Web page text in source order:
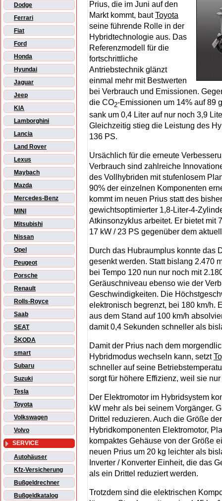
Dodge
Ferrari
Fiat
Ford
Honda
Hyundai
Jaguar
Jeep
KIA
Lamborghini
Lancia
Land Rover
Lexus
Maybach
Mazda
Mercedes-Benz
MINI
Mitsubishi
Nissan
Opel
Peugeot
Porsche
Renault
Rolls-Royce
Saab
SEAT
ŠKODA
smart
Subaru
Suzuki
Tesla
Toyota
Volkswagen
Volvo
SERVICE
Autohäuser
Kfz-Versicherung
Bußgeldrechner
Bußgeldkatalog
Prius, die im Juni auf den
Markt kommt, bautToyota
seine führende Rolle in der
Hybridtechnologie aus. Das
Referenzmodell für die
fortschrittliche
Antriebstechnik glänzt
einmal mehr mit Bestwerten
bei Verbrauch und Emissionen.
die CO2-Emissionen um 14% auf 89
sank um 0,4 Liter auf nur noch 3,9
Gleichzeitig stieg die Leistung des
136 PS.
Ursächlich für die erneute
Verbrauch sind zahlreiche
des Vollhybriden mit stufenlosem
90% der einzelnen Komponenten
kommt im neuen Prius statt des
gewichtsoptimierter 1,8-Liter-4-
Atkinsonzyklus arbeitet. Er bietet mit
17 kW / 23 PS gegenüber dem
Durch das Hubraumplus konnte das
gesenkt werden. Statt bislang 2.470
bei Tempo 120 nun nur noch mit
Geräuschniveau ebenso wie der
Geschwindigkeiten. Die
elektronisch begrenzt, bei 180 km/h.
aus dem Stand auf 100 km/h
damit 0,4 Sekunden schneller als
Damit der Prius nach dem
Hybridmodus wechseln kann, setzt
schneller auf seine
sorgt für höhere Effizienz, weil sie
Der Elektromotor im Hybridsystem
kW mehr als bei seinem Vorgänger.
Drittel reduzieren. Auch die Größe
Hybridkomponenten Elektromotor,
kompaktes Gehäuse von der Größe
neuen Prius um 20 kg leichter als
Inverter / Konverter Einheit, die das
als ein Drittel reduziert werden.
Trotzdem sind die elektrischen